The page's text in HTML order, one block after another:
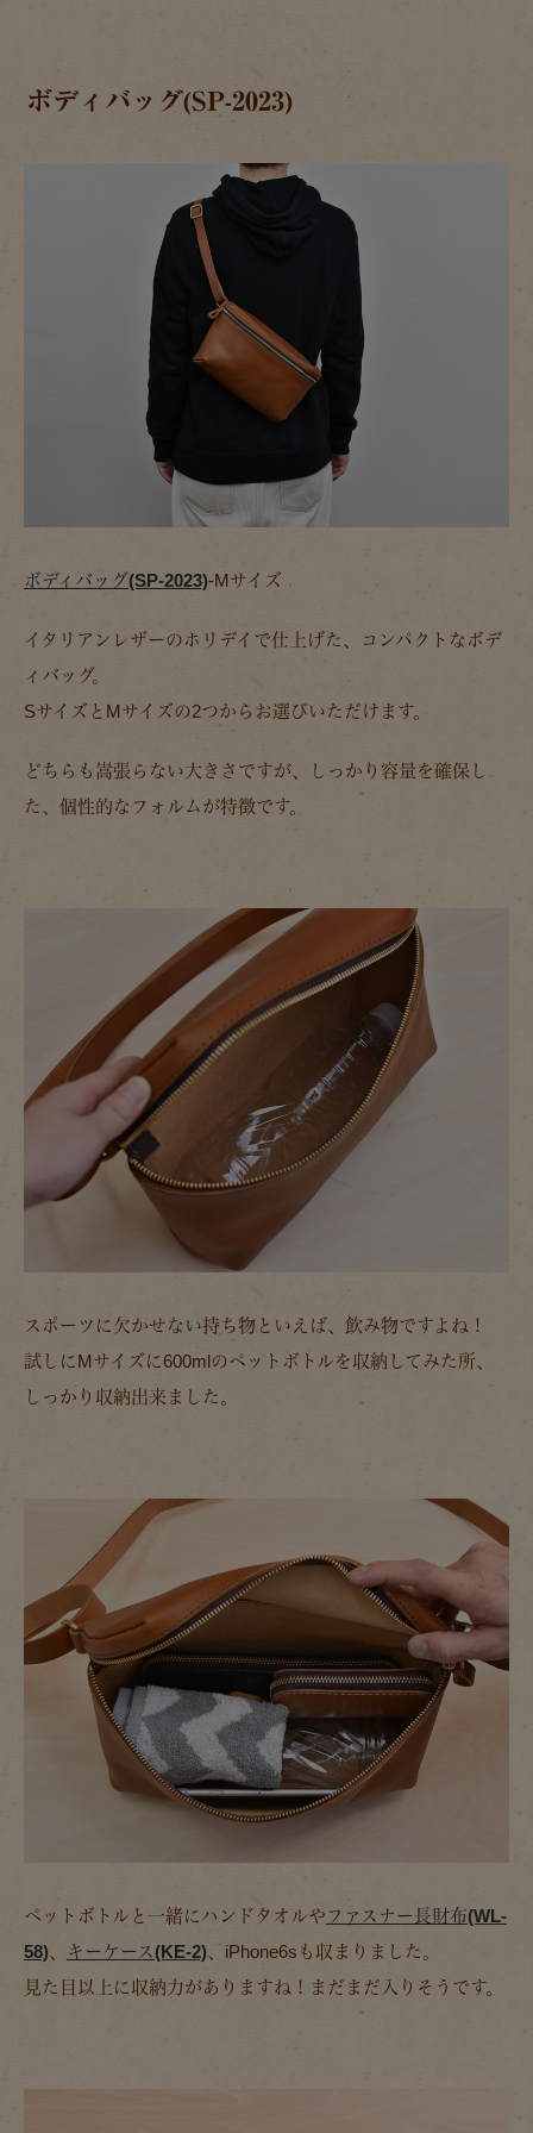
ボディバッグ(SP-2023)
ボディバッグ(SP-2023)-Mサイズ
イタリアンレザーのホリデイで仕上げた、コンパクトなボデ
ィバッグ。
SサイズとMサイズの2つからお選びいただけます。
どちらも嵩張らない大きさですが、しっかり容量を確保し
た、個性的なフォルムが特徴です。
スポーツに欠かせない持ち物といえば、飲み物ですよね！
試しにMサイズに600mlのペットボトルを収納してみた所、
しっかり収納出来ました。
ペットボトルと一緒にハンドタオルや ファスナー長財布(WL-
58)、 キーケース(KE-2)、iPhone6sも収まりました。
見た目以上に収納力がありますね！まだまだ入りそうです。